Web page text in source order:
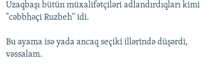
Uzaqbaşı bütün müxalifətçiləri adlandırdıqları kimi
"cəbbhəçi Ruzbeh" idi.
Bu ayama isə yada ancaq seçiki illərində düşərdi,
vəssalam.